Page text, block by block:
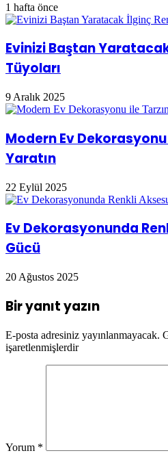
1 hafta önce
Evinizi Baştan
Tüyoları
9 Aralık 2025
Modern Ev Dekorasyonu
Yaratın
22 Eylül 2025
Ev Dekorasyonunda
Gücü
20 Ağustos 2025
Bir yanıt yazın
E-posta adresiniz yayınlanmayacak.
işaretlenmişlerdir
Yorum *